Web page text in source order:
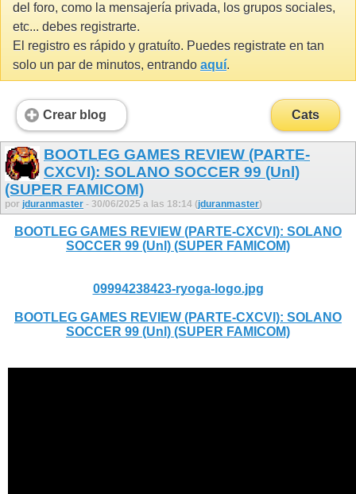
del foro, como la mensajería privada, los grupos sociales,
etc... debes registrarte.
El registro es rápido y gratuíto. Puedes registrate en tan
solo un par de minutos, entrando aquí.
Crear blog Cats
BOOTLEG GAMES REVIEW (PARTE-
CXCVI): SOLANO SOCCER 99 (Unl)
(SUPER FAMICOM)
por jduranmaster - 30/06/2025 a las 18:14 (jduranmaster)
BOOTLEG GAMES REVIEW (PARTE-CXCVI): SOLANO
SOCCER 99 (Unl) (SUPER FAMICOM)
09994238423-ryoga-logo.jpg
BOOTLEG GAMES REVIEW (PARTE-CXCVI): SOLANO
SOCCER 99 (Unl) (SUPER FAMICOM)